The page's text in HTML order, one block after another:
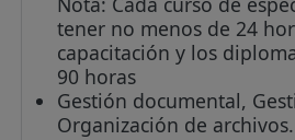
tener no menos de 24
capacitación y los
90 horas
Gestión documental,
Organización de archivos.